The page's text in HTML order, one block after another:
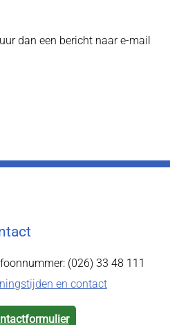
dan een bericht naar e-mail
(026) 33 48 111
en contact